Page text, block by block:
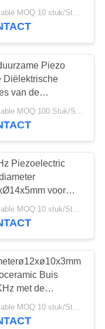
12
15
negotiable MOQ:10 stuk/Stukken
Piezo
Diëlektrische
van de
Resonerende
Piezoelectric
voor
Hydrofoon
Buis
met de
van ISO
negotiable MOQ:10 stuk/Stukken